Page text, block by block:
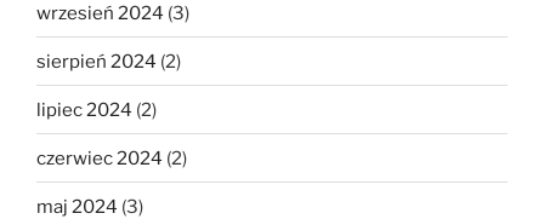
wrzesień 2024 (3)
sierpień 2024 (2)
lipiec 2024 (2)
czerwiec 2024 (2)
maj 2024 (3)